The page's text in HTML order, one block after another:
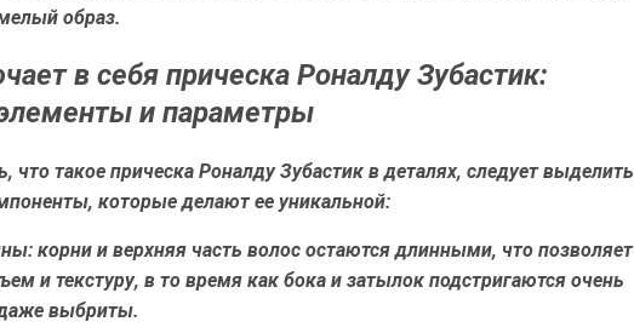
образ.
в себя прическа Роналду Зубастик:
и параметры
что такое прическа Роналду Зубастик в деталях, следует выделить
которые делают ее уникальной:
корни и верхняя часть волос остаются длинными, что позволяет
и текстуру, в то время как бока и затылок подстригаются очень
выбриты.